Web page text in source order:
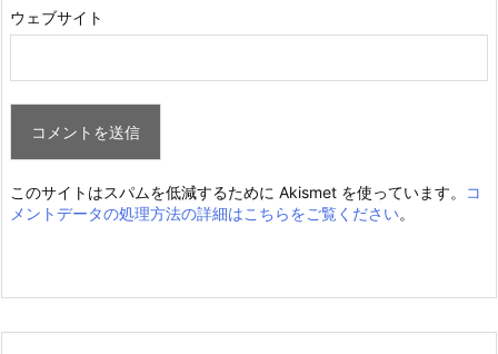
ウェブサイト
このサイトはスパムを低減するために Akismet を使っています。
コ
メントデータの処理方法の詳細はこちらをご覧ください。